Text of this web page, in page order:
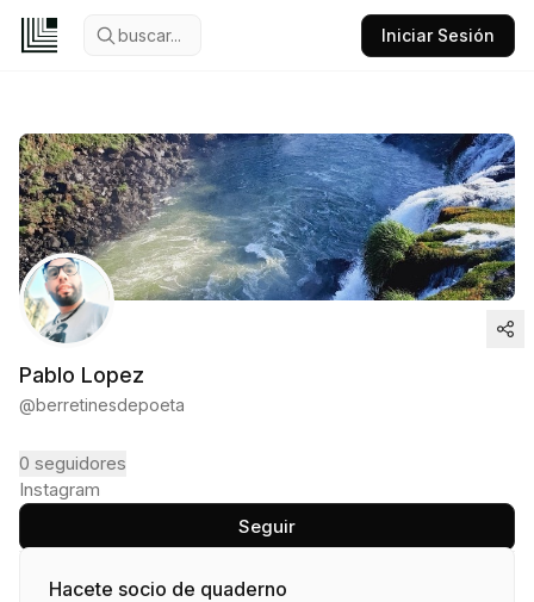
buscar... Iniciar Sesión
Pablo Lopez
@berretinesdepoeta
0 seguidores
Instagram
Seguir
Hacete socio de quaderno